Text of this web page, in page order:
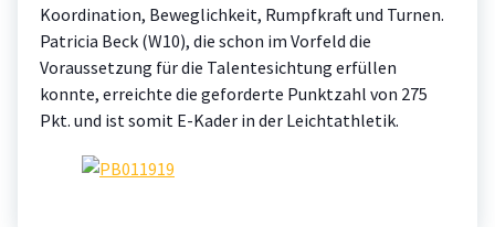
Koordination, Beweglichkeit, Rumpfkraft und Turnen.
Patricia Beck (W10), die schon im Vorfeld die
Voraussetzung für die Talentesichtung erfüllen
konnte, erreichte die geforderte Punktzahl von 275
Pkt. und ist somit E-Kader in der Leichtathletik.